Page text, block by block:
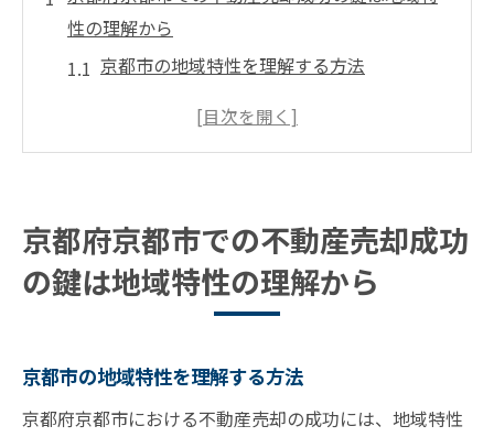
性の理解から
京都市の地域特性を理解する方法
地域の歴史と文化が不動産価値に与える影
チ
地域特性を活かした広告戦略の重要性
地元コミュニティとの関係構築がもたらす
最新市場動向を踏まえた京都市での価格交渉戦
略
京都府京都市での不動産売却成功
の鍵は地域特性の理解から
京都市の地域特性を理解する方法
京都府京都市における不動産売却の成功には、地域特性